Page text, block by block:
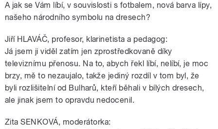
A jak se Vám líbí, v souvislosti s fotbalem, nová barva lípy,
našeho národního symbolu na dresech?
Jiří HLAVÁČ, profesor, klarinetista a pedagog:
Já jsem ji viděl zatím jen zprostředkovaně díky
televiznímu přenosu. Na to, abych řekl líbí, nelíbí, je moc
brzy, mě to nezaujalo, takže jediný rozdíl v tom byl, že
byli rozlišitelní od Bulharů, kteří běhali v bílých dresech,
ale jinak jsem to opravdu nedocenil.
Zita SENKOVÁ, moderátorka: